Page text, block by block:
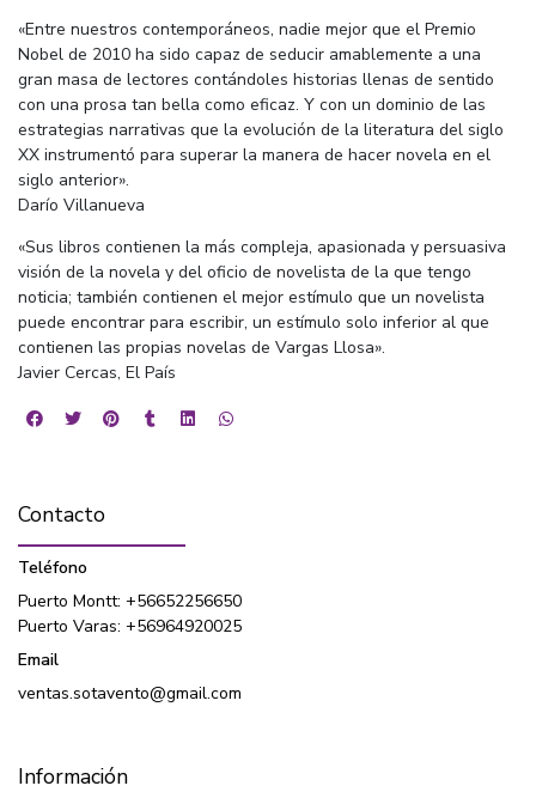
«Entre nuestros contemporáneos, nadie mejor que el Premio
Nobel de 2010 ha sido capaz de seducir amablemente a una
gran masa de lectores contándoles historias llenas de sentido
con una prosa tan bella como eficaz. Y con un dominio de las
estrategias narrativas que la evolución de la literatura del siglo
XX instrumentó para superar la manera de hacer novela en el
siglo anterior».
Darío Villanueva
«Sus libros contienen la más compleja, apasionada y persuasiva
visión de la novela y del oficio de novelista de la que tengo
noticia; también contienen el mejor estímulo que un novelista
puede encontrar para escribir, un estímulo solo inferior al que
contienen las propias novelas de Vargas Llosa».
Javier Cercas, El País
Contacto
Teléfono
Puerto Montt: +56652256650
Puerto Varas: +56964920025
Email
ventas.sotavento@gmail.com
Información